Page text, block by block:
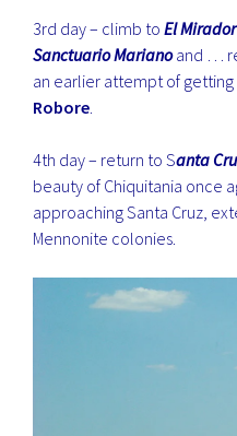
3rd day – climb toEl
Sanctuario Marianoand …
an earlier attempt of
Robore.
4th day – return to Santa
beauty of Chiquitania once
approaching Santa Cruz,
Mennonite colonies.